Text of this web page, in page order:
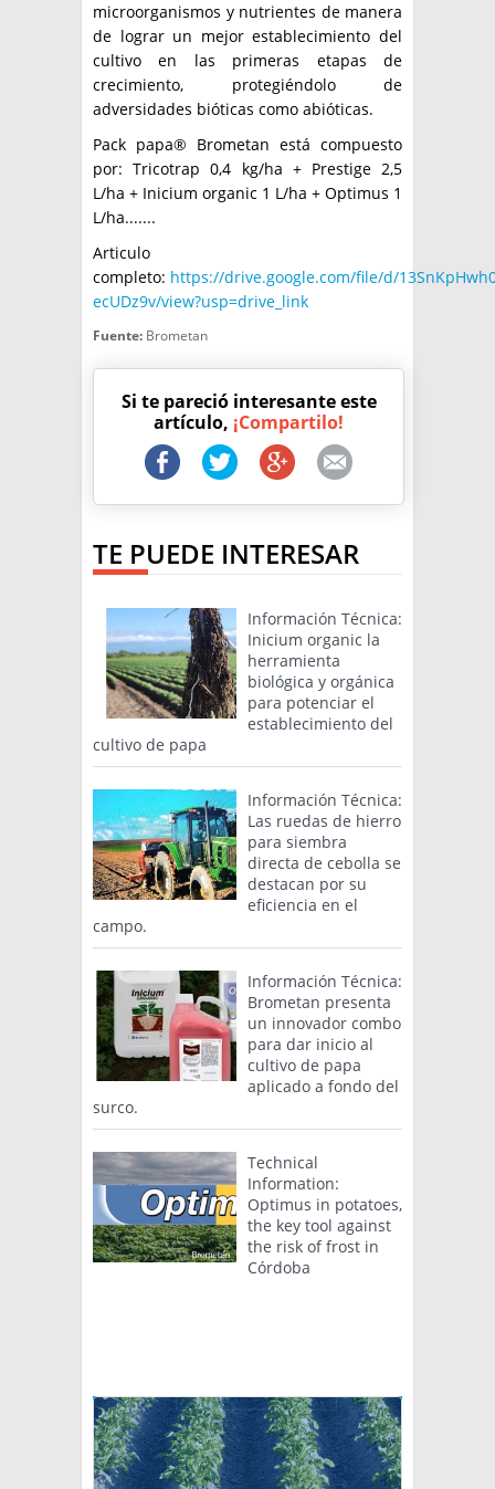
microorganismos y nutrientes de manera
de lograr un mejor establecimiento del
cultivo en las primeras etapas de
crecimiento, protegiéndolo de
adversidades bióticas como abióticas.
Pack papa® Brometan está compuesto
por: Tricotrap 0,4 kg/ha + Prestige 2,5
L/ha + Inicium organic 1 L/ha + Optimus 1
L/ha.......
Articulo
completo: https://drive.google.com/file/d/
ecUDz9v/view?usp=drive_link
Fuente: Brometan
Si te pareció interesante este
artículo, ¡Compartilo!
TE PUEDE INTERESAR
Información Técnica:
Inicium organic la
herramienta
biológica y orgánica
para potenciar el
establecimiento del
cultivo de papa
Información Técnica:
Las ruedas de hierro
para siembra
directa de cebolla se
destacan por su
eficiencia en el
campo.
Información Técnica:
Brometan presenta
un innovador combo
para dar inicio al
cultivo de papa
aplicado a fondo del
surco.
Technical
Information:
Optimus in potatoes,
the key tool against
the risk of frost in
Córdoba